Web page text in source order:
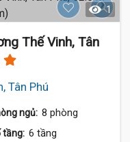
1
Thế Vinh, Tân
Tân Phú
ngủ: 8 phòng
tầng: 6 tầng